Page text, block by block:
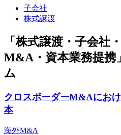
子会社
株式譲渡
「株式譲渡・子会社
M&A・資本業務提携
ム
クロスボーダーM&Aにお
本
海外M&A